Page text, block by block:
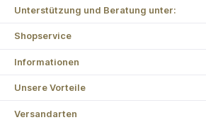
Unterstützung und Beratung unter:
Shopservice
Informationen
Unsere Vorteile
Versandarten